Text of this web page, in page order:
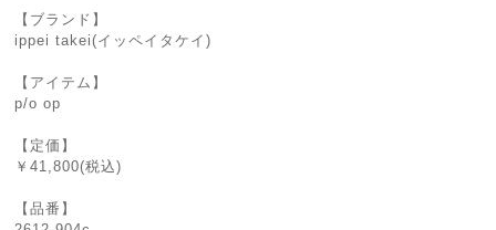
【ブランド】
ippei takei(イッペイタケイ)
【アイテム】
p/o op
【定価】
￥41,800(税込)
【品番】